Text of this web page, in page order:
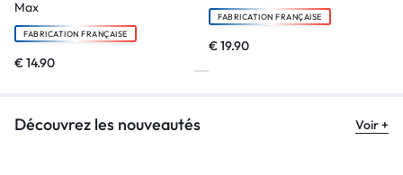
Max
FABRICATION FRANÇAISE
€14.90
FABRICATION FRANÇAISE
€19.90
Découvrez les nouveautés Voir +